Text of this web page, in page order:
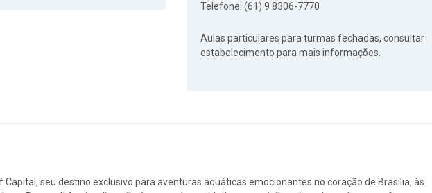
Telefone: (61) 9 8306-7770
Aulas particulares para turmas fechadas, consultar
estabelecimento para mais informações.
Capital, seu destino exclusivo para aventuras aquáticas emocionantes no coração de Brasília, às